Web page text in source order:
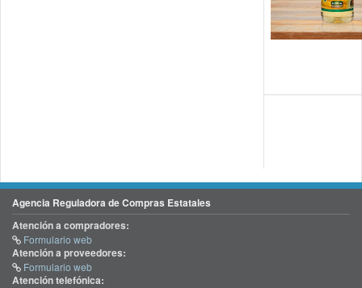
Agencia Reguladora de Compras Estatales
Atención a compradores:
Formulario web
Atención a proveedores:
Formulario web
Atención telefónica: